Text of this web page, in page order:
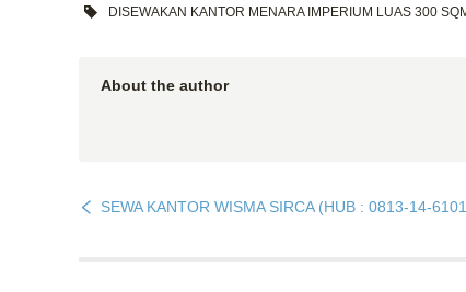
DISEWAKAN KANTOR MENARA IMPERIUM LUAS 300
About the author
SEWA KANTOR WISMA SIRCA (HUB : 0813-14-